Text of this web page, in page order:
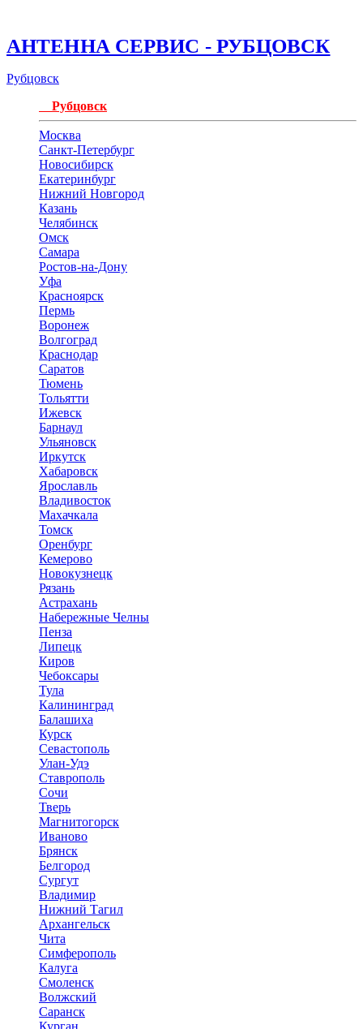
АНТЕННА СЕРВИС - РУБЦОВСК
Рубцовск
Рубцовск
Москва
Санкт-Петербург
Новосибирск
Екатеринбург
Нижний Новгород
Казань
Челябинск
Омск
Самара
Ростов-на-Дону
Уфа
Красноярск
Пермь
Воронеж
Волгоград
Краснодар
Саратов
Тюмень
Тольятти
Ижевск
Барнаул
Ульяновск
Иркутск
Хабаровск
Ярославль
Владивосток
Махачкала
Томск
Оренбург
Кемерово
Новокузнецк
Рязань
Астрахань
Набережные Челны
Пенза
Липецк
Киров
Чебоксары
Тула
Калининград
Балашиха
Курск
Севастополь
Улан-Удэ
Ставрополь
Сочи
Тверь
Магнитогорск
Иваново
Брянск
Белгород
Сургут
Владимир
Нижний Тагил
Архангельск
Чита
Симферополь
Калуга
Смоленск
Волжский
Саранск
Курган